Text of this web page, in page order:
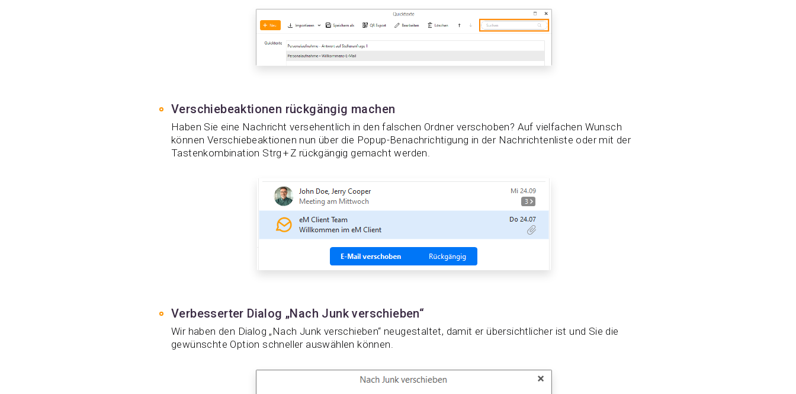
Verschiebeaktionen rückgängig machen
Haben Sie eine Nachricht versehentlich in den falschen Ordner verschoben? Auf vielfachen Wunsch
können Verschiebeaktionen nun über die Popup-Benachrichtigung in der Nachrichtenliste oder mit der
Tastenkombination Strg + Z rückgängig gemacht werden.
Verbesserter Dialog „Nach Junk verschieben“
Wir haben den Dialog „Nach Junk verschieben“ neugestaltet, damit er übersichtlicher ist und Sie die
gewünschte Option schneller auswählen können.